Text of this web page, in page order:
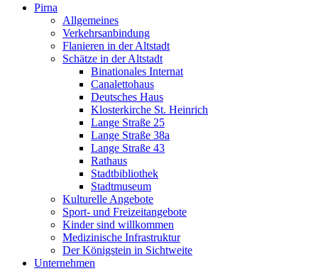
Pirna
Allgemeines
Verkehrsanbindung
Flanieren in der Altstadt
Schätze in der Altstadt
Binationales Internat
Canalettohaus
Deutsches Haus
Klosterkirche St. Heinrich
Lange Straße 25
Lange Straße 38a
Lange Straße 43
Rathaus
Stadtbibliothek
Stadtmuseum
Kulturelle Angebote
Sport- und Freizeitangebote
Kinder sind willkommen
Medizinische Infrastruktur
Der Königstein in Sichtweite
Unternehmen